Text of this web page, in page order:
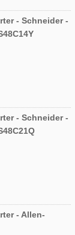
- Schneider -
- Schneider -
- Allen-